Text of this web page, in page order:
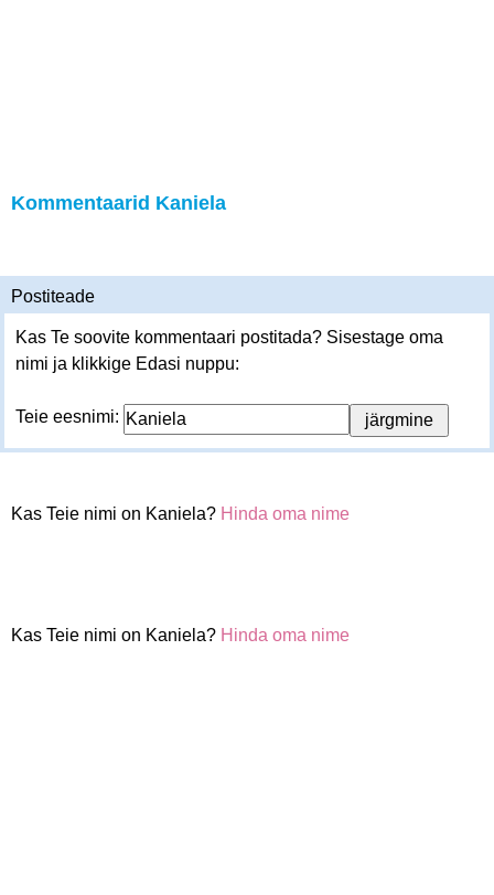
Kommentaarid Kaniela
Postiteade
Kas Te soovite kommentaari postitada? Sisestage oma
nimi ja klikkige Edasi nuppu:
Teie eesnimi:
Kas Teie nimi on Kaniela? Hinda oma nime
Kas Teie nimi on Kaniela? Hinda oma nime